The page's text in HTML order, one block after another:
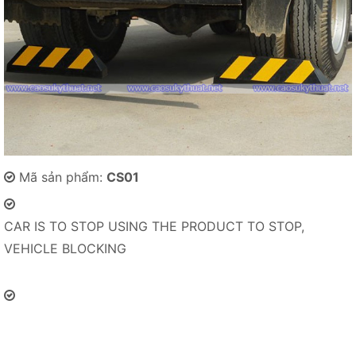
Mã sản phẩm: CS01
CAR IS TO STOP USING THE PRODUCT TO STOP,
VEHICLE BLOCKING